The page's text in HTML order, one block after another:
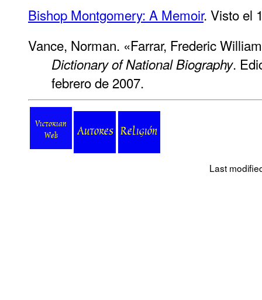
Bishop Montgomery: A Memoir. Visto el
Vance, Norman. «Farrar, Frederic
Dictionary of National Biography.
febrero de 2007.
Victorian
Web
Last